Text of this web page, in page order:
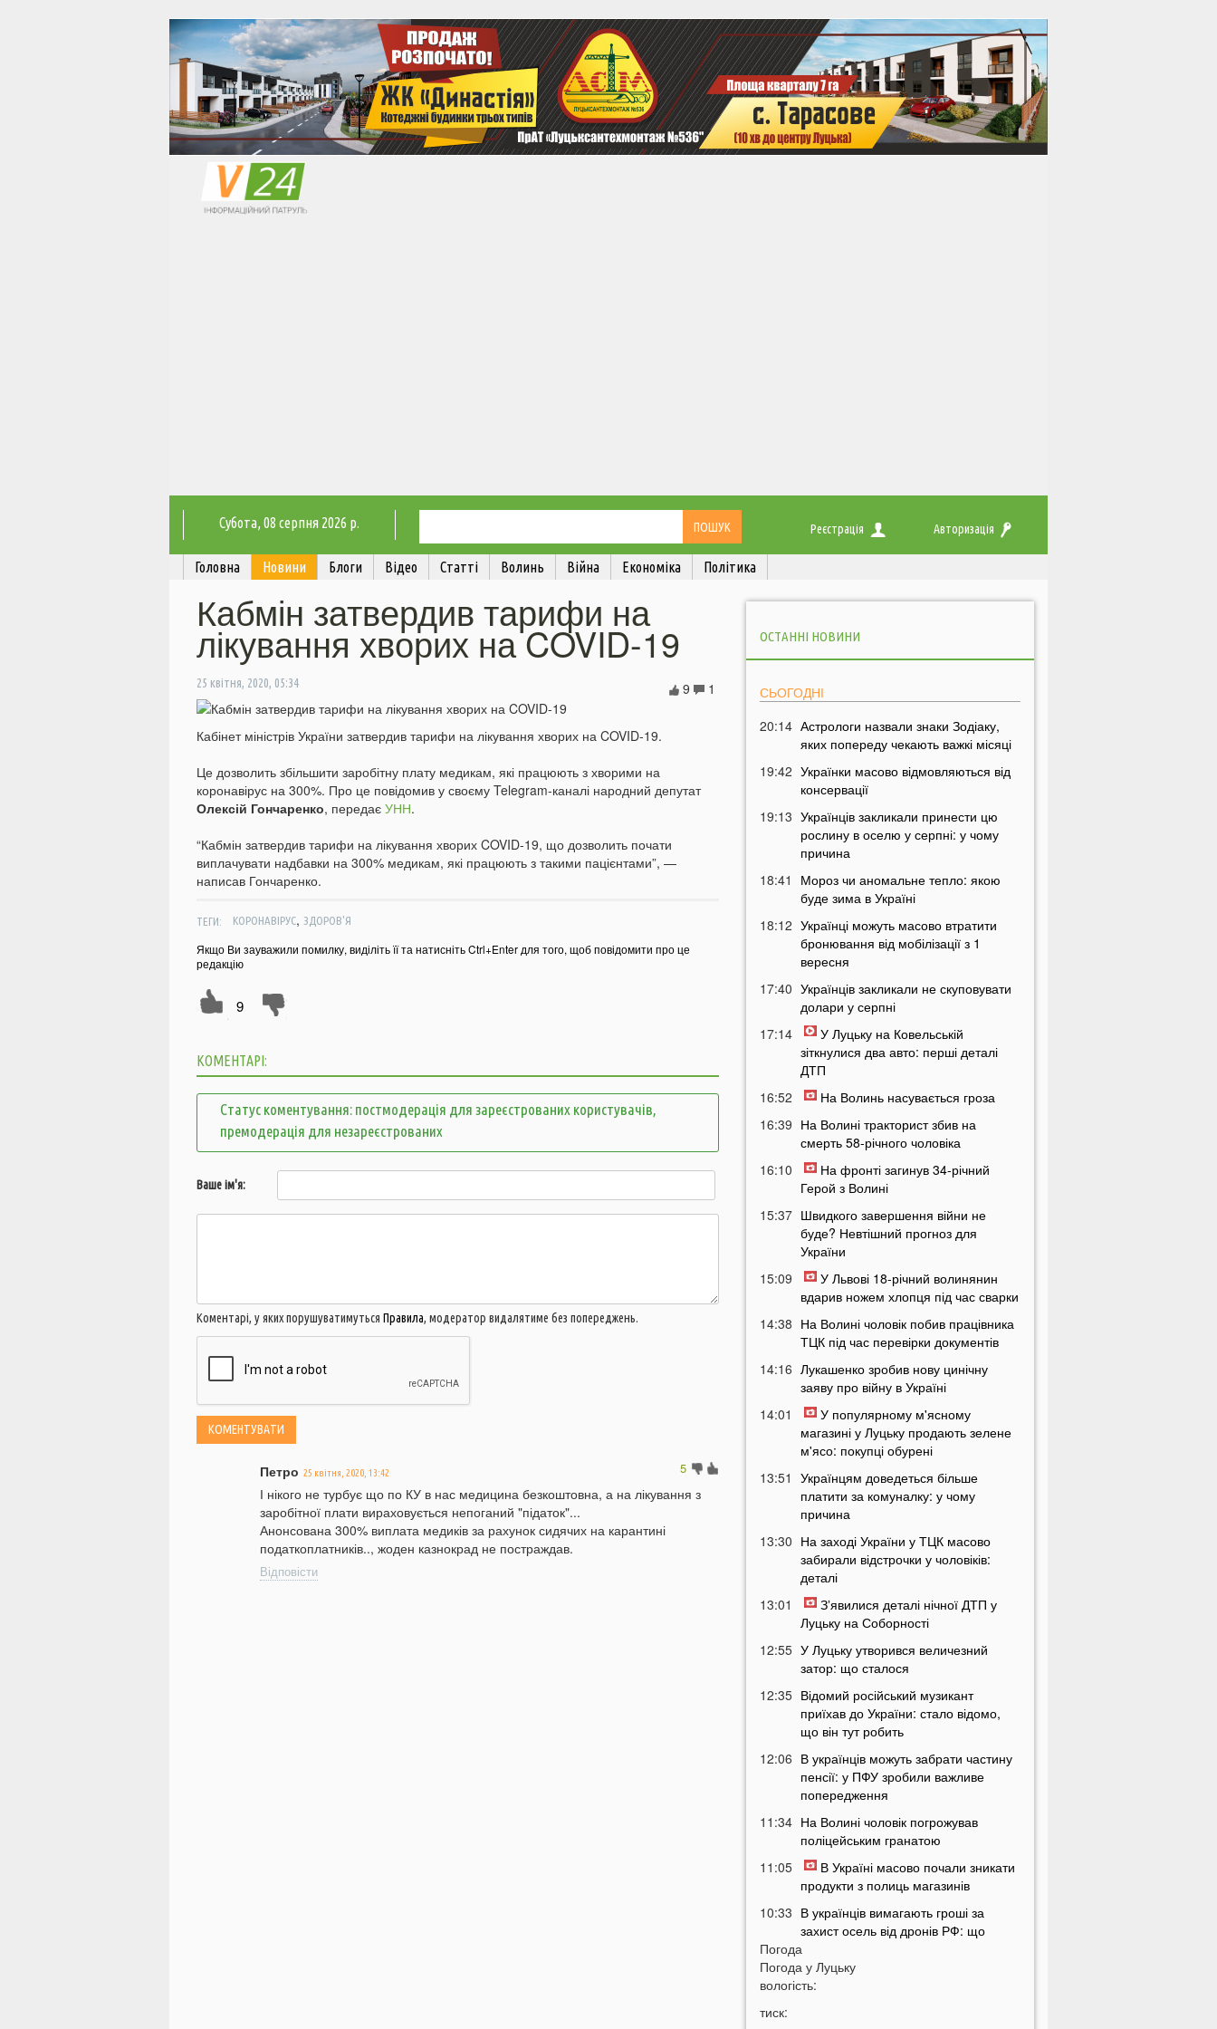
Субота, 08 серпня 2026 р. Реєстрація Авторизація
Головна Новини Блоги Відео Статті Волинь Війна Економіка Політика
Кабмін затвердив тарифи на
лікування хворих на COVID-19
25 квітня, 2020, 05:34 1
9
Кабінет міністрів України затвердив тарифи на лікування хворих на COVID-19.
Це дозволить збільшити заробітну плату медикам, які працюють з хворими на
коронавірус на 300%. Про це повідомив у своєму Telegram-каналі народний депутат
Олексій Гончаренко, передає УНН.
“Кабмін затвердив тарифи на лікування хворих COVID-19, що дозволить почати
виплачувати надбавки на 300% медикам, які працюють з такими пацієнтами”, —
написав Гончаренко.
ТЕГИ: КОРОНАВІРУС, ЗДОРОВ'Я
Якщо Ви зауважили помилку, виділіть її та натисніть Ctrl+Enter для того, щоб повідомити про це
редакцію
9
КОМЕНТАРІ:
Статус коментування: постмодерація для зареєстрованих користувачів,
премодерація для незареєстрованих
Ваше ім'я:
Коментарі, у яких порушуватимуться Правила, модератор видалятиме без попереджень.
5
Петро 25 квітня, 2020, 13:42
І нікого не турбує що по КУ в нас медицина безкоштовна, а на лікування з
заробітної плати вираховується непоганий "підаток"...
Анонсована 300% виплата медиків за рахунок сидячих на карантині
податкоплатників.., жоден казнокрад не постраждав.
Відповісти
ОСТАННІ НОВИНИ
СЬОГОДНІ
20:14 Астрологи назвали знаки Зодіаку,
яких попереду чекають важкі місяці
19:42 Українки масово відмовляються від
консервації
19:13 Українців закликали принести цю
рослину в оселю у серпні: у чому
причина
18:41
Мороз чи аномальне тепло: якою
буде зима в Україні
18:12 Українці можуть масово втратити
бронювання від мобілізації з 1
вересня
17:40 Українців закликали не скуповувати
долари у серпні
17:14
У Луцьку на Ковельській
зіткнулися два авто: перші деталі
ДТП
16:52
На Волинь насувається гроза
16:39 На Волині тракторист збив на
смерть 58-річного чоловіка
16:10
На фронті загинув 34-річний
Герой з Волині
15:37 Швидкого завершення війни не
буде? Невтішний прогноз для
України
15:09
У Львові 18-річний волинянин
вдарив ножем хлопця під час сварки
14:38 На Волині чоловік побив працівника
ТЦК під час перевірки документів
14:16 Лукашенко зробив нову цинічну
заяву про війну в Україні
14:01
У популярному м'ясному
магазині у Луцьку продають зелене
м'ясо: покупці обурені
13:51
Українцям доведеться більше
платити за комуналку: у чому
причина
13:30 На заході України у ТЦК масово
забирали відстрочки у чоловіків:
деталі
13:01
Зʼявилися деталі нічної ДТП у
Луцьку на Соборності
12:55 У Луцьку утворився величезний
затор: що сталося
12:35 Відомий російський музикант
приїхав до України: стало відомо,
що він тут робить
12:06 В українців можуть забрати частину
пенсії: у ПФУ зробили важливе
попередження
11:34 На Волині чоловік погрожував
поліцейським гранатою
11:05
В Україні масово почали зникати
продукти з полиць магазинів
10:33 В українців вимагають гроші за
захист осель від дронів РФ: що
відбувається
10:04 ТЦК отримають нові дані про
українців: під контроль потраплять
Погода
Погода у Луцьку
вологість:
тиск: